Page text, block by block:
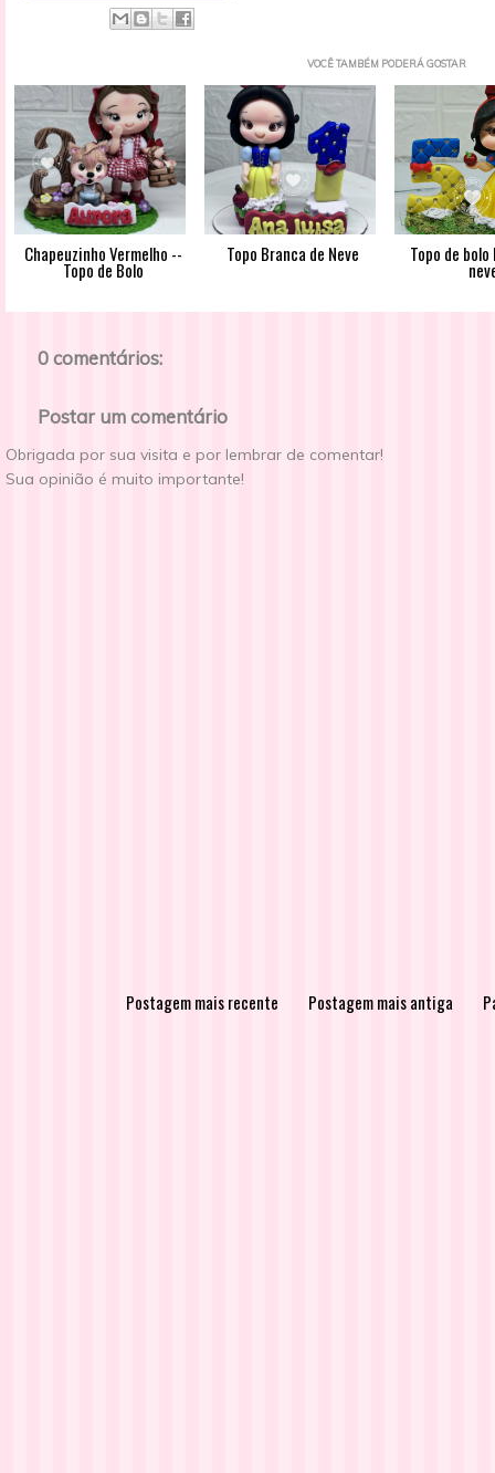
VOCÊ TAMBÉM PODERÁ GOSTAR
Chapeuzinho Vermelho --
Topo de Bolo
Topo Branca de Neve Topo de
0 comentários:
Postar um comentário
Obrigada por sua visita e por lembrar de comentar!
Sua opinião é muito importante!
Postagem mais recente Postagem mais antiga